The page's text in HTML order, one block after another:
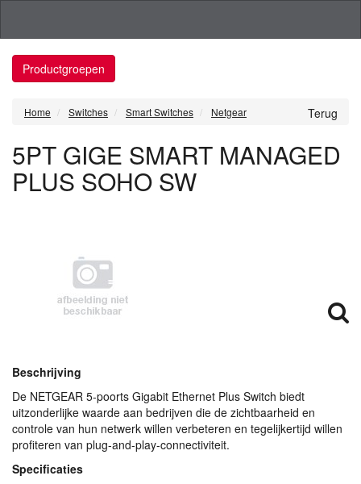
Productgroepen
Terug
Home Switches Smart Switches Netgear
5PT GIGE SMART MANAGED
PLUS SOHO SW
Beschrijving
De NETGEAR 5-poorts Gigabit Ethernet Plus Switch biedt
uitzonderlijke waarde aan bedrijven die de zichtbaarheid en
controle van hun netwerk willen verbeteren en tegelijkertijd willen
profiteren van plug-and-play-connectiviteit.
Specificaties